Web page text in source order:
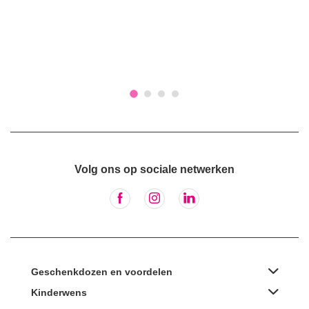
Volg ons op sociale netwerken
Geschenkdozen en voordelen
Kinderwens